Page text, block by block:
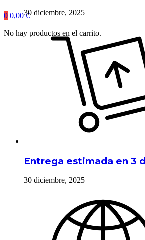
0 0,00€
No hay productos en el carrito.
30 diciembre, 2025
Entrega estimada en 3
30 diciembre, 2025